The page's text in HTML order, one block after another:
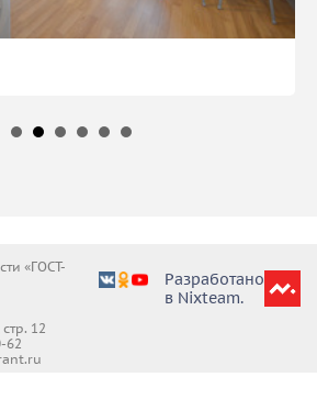
Разработано
в Nixteam.
«ГОСТ-
12
62